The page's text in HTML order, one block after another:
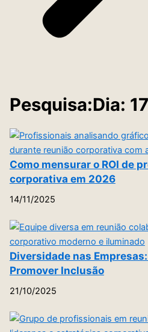
Pesquisa:Dia:
Como mensurar o ROI de
corporativa em 2026
14/11/2025
Diversidade nas
Promover Inclusão
21/10/2025